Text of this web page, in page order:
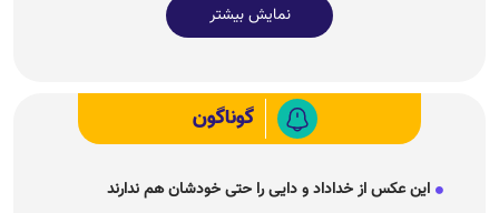
نمایش بیشتر
گوناگون
این عکس از خداداد و دایی را حتی خودشان هم ندارند